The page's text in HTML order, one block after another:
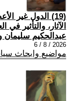
(19) الدول غير
الآثار، والتأثير في
عبدالحكيم سليمان
2026 / 8 / 6
مواضيع وابحاث